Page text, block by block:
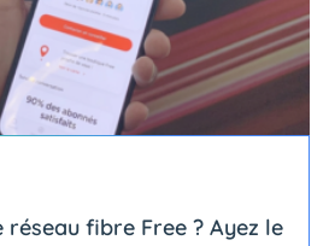
réseau fibre Free ? Ayez le